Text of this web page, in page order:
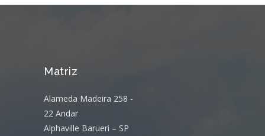
Matriz
Alameda Madeira 258 -
22 Andar
Alphaville Barueri – SP